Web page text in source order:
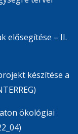
elősegítése – II.
készítése a
ökológiai